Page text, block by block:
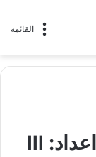
القائمة
كتاب الراعي لهرماس – اعداد: lll